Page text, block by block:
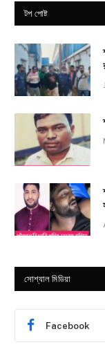
টপ পোষ্ট
সোশ্যাল মিডিয়া
Facebook